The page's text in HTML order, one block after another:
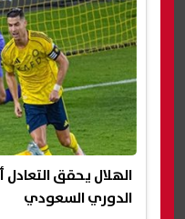
الهلال يحقق
الدوري السعودي